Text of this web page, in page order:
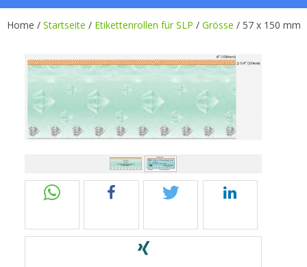
Home / Startseite / Etikettenrollen für SLP / Grösse / 57 x 150 mm